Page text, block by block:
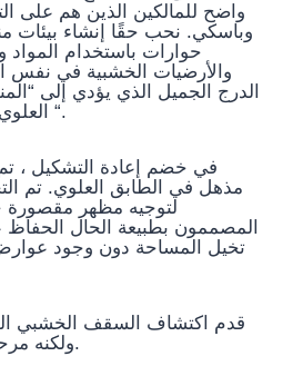
واضح للمالكين الذين هم على
وباسكي. نحب حقًا إنشاء بيئات
حوارات باستخدام المواد
والأرضيات الخشبية في نفس
الدرج الجميل الذي يؤدي إلى
العلوي حيث توجد غرف النوم “.
في خضم إعادة التشكيل
مذهل في الطابق العلوي. تم
لتوجيه مظهر مقصورة
المصممون بطبيعة الحال
تخيل المساحة دون وجود
قدم اكتشاف السقف الخشبي
ولكنه مرحب به أثناء عملية الهدم.